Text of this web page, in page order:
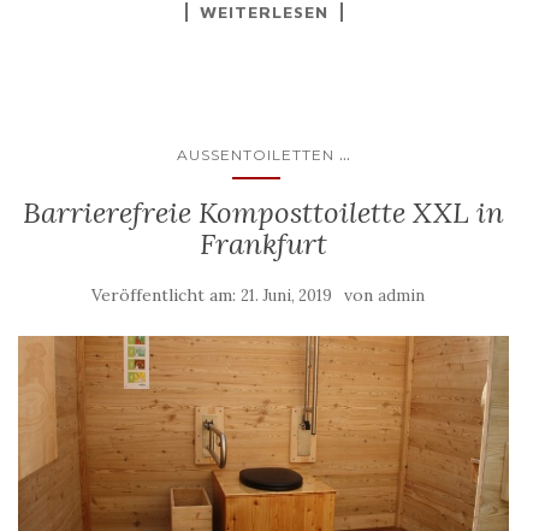
WEITERLESEN
AUSSENTOILETTEN ...
Barrierefreie Komposttoilette XXL in
Frankfurt
Veröffentlicht am: 21. Juni, 2019 von admin